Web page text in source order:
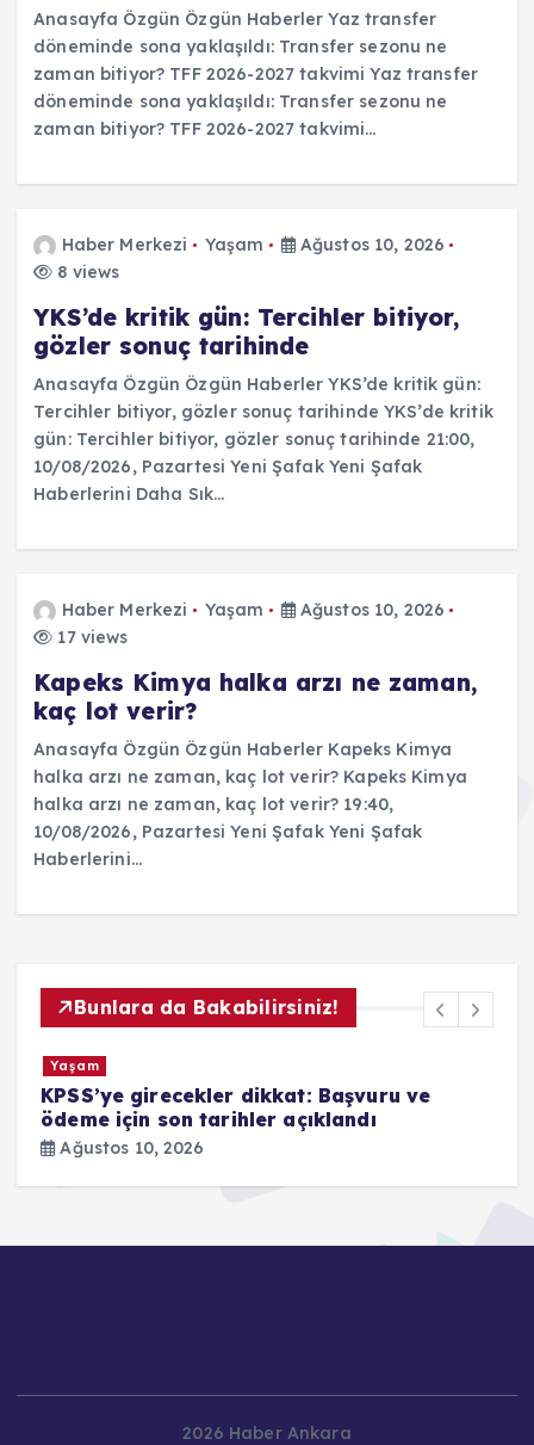
Anasayfa Özgün Özgün Haberler Yaz transfer
döneminde sona yaklaşıldı: Transfer sezonu ne
zaman bitiyor? TFF 2026-2027 takvimi Yaz transfer
döneminde sona yaklaşıldı: Transfer sezonu ne
zaman bitiyor? TFF 2026-2027 takvimi…
Haber Merkezi Yaşam
Ağustos 10, 2026
8 views
YKS’de kritik gün: Tercihler bitiyor,
gözler sonuç tarihinde
Anasayfa Özgün Özgün Haberler YKS’de kritik gün:
Tercihler bitiyor, gözler sonuç tarihinde YKS’de kritik
gün: Tercihler bitiyor, gözler sonuç tarihinde 21:00,
10/08/2026, Pazartesi Yeni Şafak Yeni Şafak
Haberlerini Daha Sık…
Haber Merkezi Yaşam
Ağustos 10, 2026
17 views
Kapeks Kimya halka arzı ne zaman,
kaç lot verir?
Anasayfa Özgün Özgün Haberler Kapeks Kimya
halka arzı ne zaman, kaç lot verir? Kapeks Kimya
halka arzı ne zaman, kaç lot verir? 19:40,
10/08/2026, Pazartesi Yeni Şafak Yeni Şafak
Haberlerini…
Bunlara da Bakabilirsiniz!
ve
Yaz transfer döneminde sona
Transfer sezonu ne zaman bitiyor?
2026-2027 takvimi